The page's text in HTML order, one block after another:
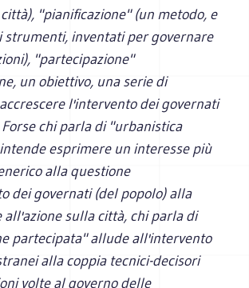
à), "pianificazione" (un metodo, e
strumenti, inventati per governare
"partecipazione"
un obiettivo, una serie di
l'intervento dei governati
chi parla di "urbanistica
esprimere un interesse più
alla questione
dei governati (del popolo) alla
all'azione sulla città, chi parla di
partecipata" allude all'intervento
alla coppia tecnici-decisori
volte al governo delle